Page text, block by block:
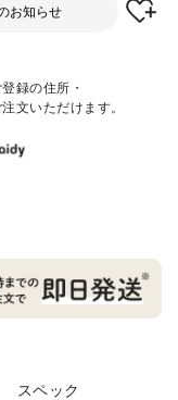
お知らせ
録の住所・
文いただけます。
スペック